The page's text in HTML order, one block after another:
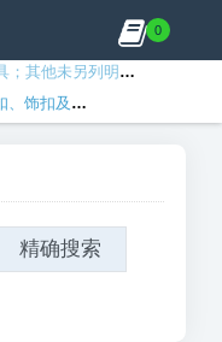
0
其他未另列明的可运输货物
零件；纽扣、拉链
精确搜索